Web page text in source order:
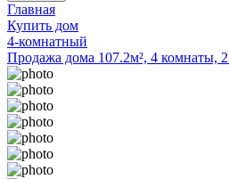
Главная
Купить дом
4-комнатный
Продажа дома 107.2м², 4 комнаты, 2